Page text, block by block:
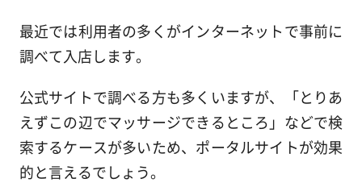
最近では利用者の多くがインターネットで事前に
調べて入店します。
公式サイトで調べる方も多くいますが、「とりあ
えずこの辺でマッサージできるところ」などで検
索するケースが多いため、ポータルサイトが効果
的と言えるでしょう。